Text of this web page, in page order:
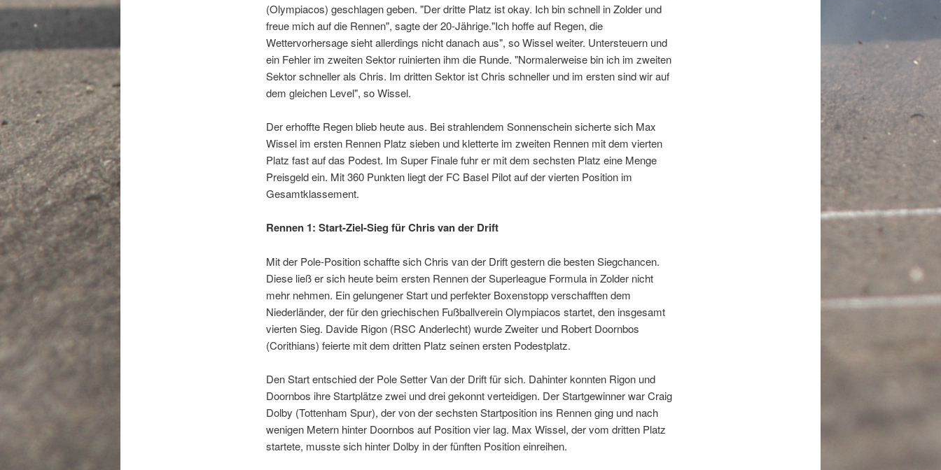
(Olympiacos) geschlagen geben. "Der dritte Platz ist okay. Ich bin schnell in Zolder und
freue mich auf die Rennen", sagte der 20-Jährige."Ich hoffe auf Regen, die
Wettervorhersage sieht allerdings nicht danach aus", so Wissel weiter. Untersteuern und
ein Fehler im zweiten Sektor ruinierten ihm die Runde. "Normalerweise bin ich im zweiten
Sektor schneller als Chris. Im dritten Sektor ist Chris schneller und im ersten sind wir auf
dem gleichen Level", so Wissel.
Der erhoffte Regen blieb heute aus. Bei strahlendem Sonnenschein sicherte sich Max
Wissel im ersten Rennen Platz sieben und kletterte im zweiten Rennen mit dem vierten
Platz fast auf das Podest. Im Super Finale fuhr er mit dem sechsten Platz eine Menge
Preisgeld ein. Mit 360 Punkten liegt der FC Basel Pilot auf der vierten Position im
Gesamtklassement.
Rennen 1: Start-Ziel-Sieg für Chris van der Drift
Mit der Pole-Position schaffte sich Chris van der Drift gestern die besten Siegchancen.
Diese ließ er sich heute beim ersten Rennen der Superleague Formula in Zolder nicht
mehr nehmen. Ein gelungener Start und perfekter Boxenstopp verschafften dem
Niederländer, der für den griechischen Fußballverein Olympiacos startet, den insgesamt
vierten Sieg. Davide Rigon (RSC Anderlecht) wurde Zweiter und Robert Doornbos
(Corithians) feierte mit dem dritten Platz seinen ersten Podestplatz.
Den Start entschied der Pole Setter Van der Drift für sich. Dahinter konnten Rigon und
Doornbos ihre Startplätze zwei und drei gekonnt verteidigen. Der Startgewinner war Craig
Dolby (Tottenham Spur), der von der sechsten Startposition ins Rennen ging und nach
wenigen Metern hinter Doornbos auf Position vier lag. Max Wissel, der vom dritten Platz
startete, musste sich hinter Dolby in der fünften Position einreihen.